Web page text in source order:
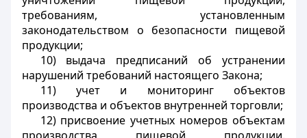
требованиям, установленным
законодательством о безопасности пищевой
продукции;
10) выдача предписаний об устранении
нарушений требований настоящего Закона;
11) учет и мониторинг объектов
производства и объектов внутренней торговли;
12) присвоение учетных номеров объектам